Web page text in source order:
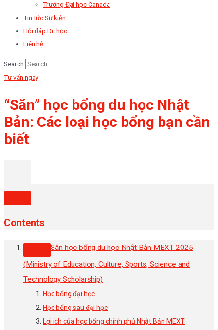
Trường Đại học Canada
Tin tức Sự kiện
Hỏi đáp Du học
Liên hệ
Search
Tư vấn ngay
“Săn” học bổng du học Nhật
Bản: Các loại học bổng bạn cần
biết
Contents
Săn học bổng du học Nhật Bản MEXT 2025
(Ministry of Education, Culture, Sports, Science and
Technology Scholarship)
Học bổng đại học
Học bổng sau đại học
Lợi ích của học bổng chính phủ Nhật Bản MEXT